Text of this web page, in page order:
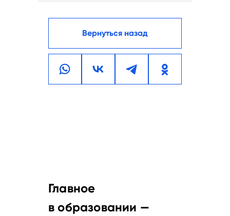
Вернуться назад
Главное
в образовании —